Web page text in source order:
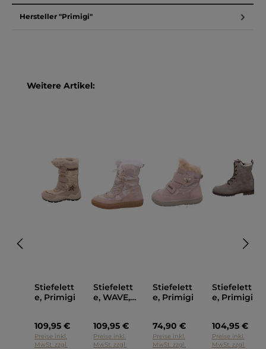
Hersteller "Primigi"
Produktgalerie überspringen
Weitere Artikel:
Stiefelett
e, Primigi
109,95 €
Preise inkl.
MwSt. zzgl.
Stiefelett
e, WAVE,
109,95 €
Preise inkl.
MwSt. zzgl.
Stiefelett
e, Primigi
74,90 €
Preise inkl.
MwSt. zzgl.
Stiefelett
e, Primigi
104,95 €
Preise inkl.
MwSt. zzgl.